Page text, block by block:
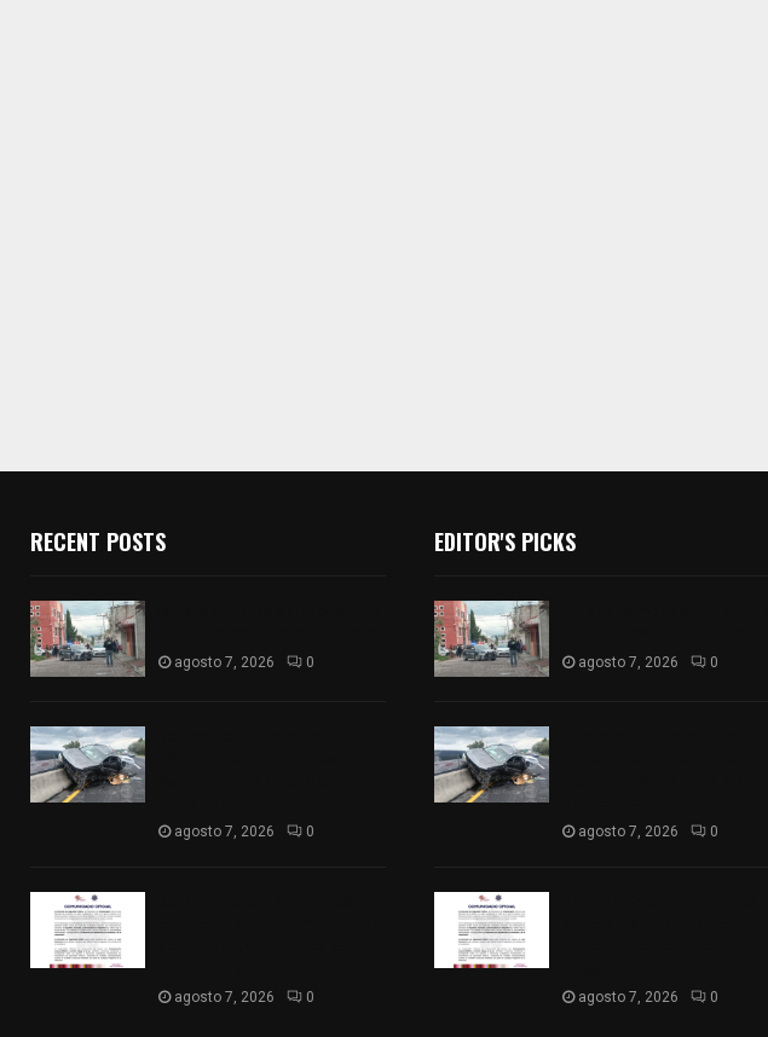
RECENT POSTS
agosto 7, 2026 0
agosto 7, 2026 0
agosto 7, 2026 0
EDITOR'S PICKS
agosto 7, 2026 0
agosto 7, 2026 0
agosto 7, 2026 0